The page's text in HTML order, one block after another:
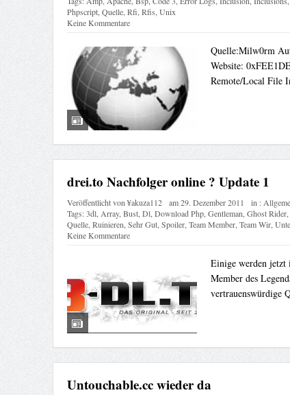
Phpscript,Quelle,Rfi,Rfis,Unix
Keine Kommentare
Quelle:Milw0rm
Website:
Remote/Local File
drei.to Nachfolger online ? Update 1
Veröffentlicht von¥akuza112 am29. Dezember 2011 in :
Tags:3dl,Array,Bust,Dl,Download Php,Gentleman,Ghost Rider,
Quelle,Ruinieren,Sehr Gut,Spoiler,Team Member,Team Wir,
Keine Kommentare
Einige werden jetzt
Member des
vertrauenswürdige
Untouchable.cc wieder da